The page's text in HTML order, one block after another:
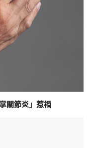
關節炎」惹禍